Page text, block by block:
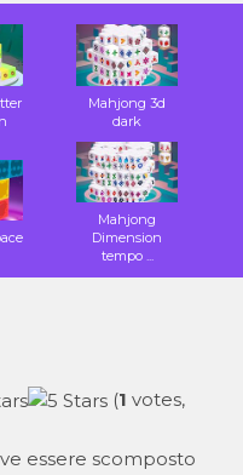
Mahjong 3d
dark
Mahjong
Dimension
tempo ...
(1 votes,
essere scomposto